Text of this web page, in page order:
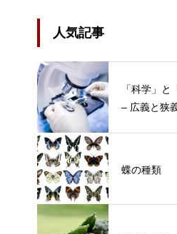
人気記事
「科学」
– 広義と狭
蝶の種類